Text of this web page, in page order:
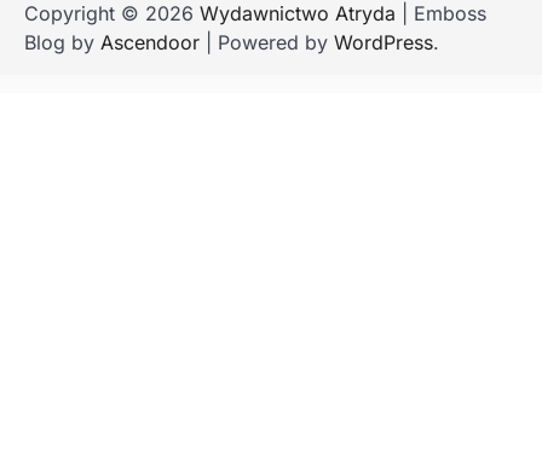
Copyright © 2026 Wydawnictwo Atryda | Emboss
Blog by Ascendoor | Powered by WordPress.